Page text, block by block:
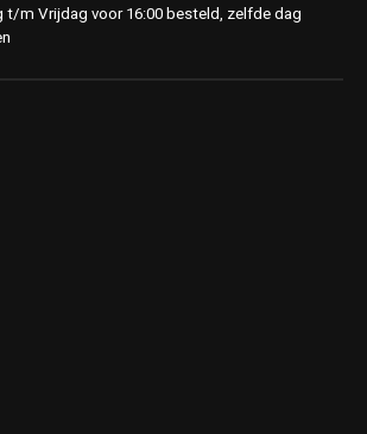
t/m Vrijdag voor 16:00 besteld, zelfde dag